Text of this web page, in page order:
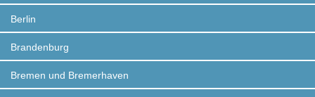
Berlin
Brandenburg
Bremen und Bremerhaven